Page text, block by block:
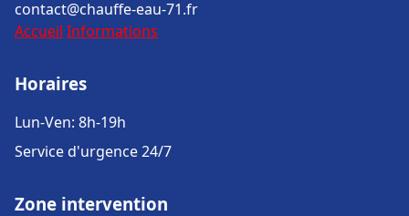
contact@chauffe-eau-71.fr
Accueil Informations
Horaires
Lun-Ven: 8h-19h
Service d'urgence 24/7
Zone intervention